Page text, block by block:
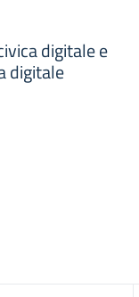
digitale e
digitale